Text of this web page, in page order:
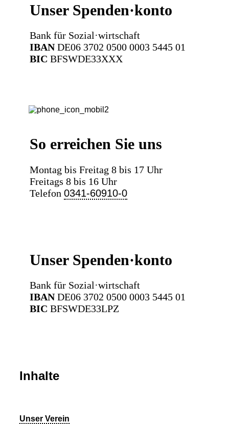
Unser Spenden·konto
Bank für Sozial·wirtschaft
IBANDE06 3702 0500 0003 5445 01
BIC BFSWDE33XXX
So erreichen Sie uns
Montag bis Freitag 8 bis 17 Uhr
Freitags 8 bis 16 Uhr
Telefon 0341-60910-0
Unser Spenden·konto
Bank für Sozial·wirtschaft
IBANDE06 3702 0500 0003 5445 01
BIC BFSWDE33LPZ
Inhalte
Unser Verein